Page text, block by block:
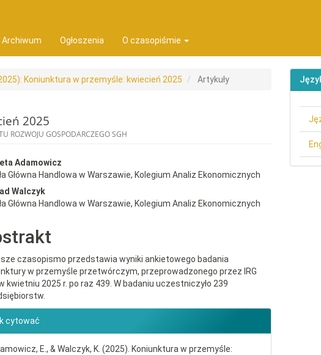
Archiwum Ogłoszenia O czasopiśmie
Koniunktura w przemyśle: kwiecień 2025 Artykuły
2025
ROZWOJU GOSPODARCZEGO SGH
Adamowicz
Główna Handlowa w Warszawie, Kolegium Analiz Ekonomicznych
Walczyk
Główna Handlowa w Warszawie, Kolegium Analiz Ekonomicznych
czasopismo przedstawia wyniki ankietowego badania
w przemyśle przetwórczym, przeprowadzonego przez IRG
kwietniu 2025 r. po raz 439. W badaniu uczestniczyło 239
cytować
E., & Walczyk, K. (2025). Koniunktura w przemyśle: